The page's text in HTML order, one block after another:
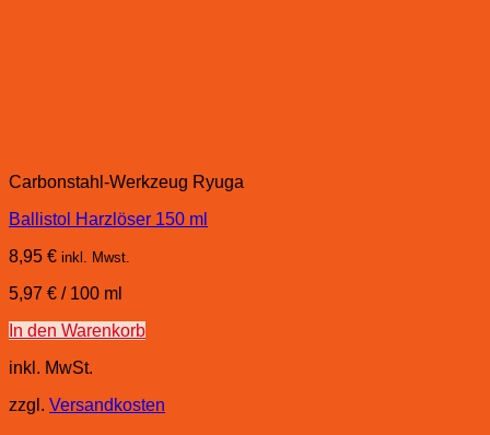
Carbonstahl-Werkzeug Ryuga
Ballistol Harzlöser 150 ml
8,95 € inkl. Mwst.
5,97 € / 100 ml
In den Warenkorb
inkl. MwSt.
zzgl. Versandkosten